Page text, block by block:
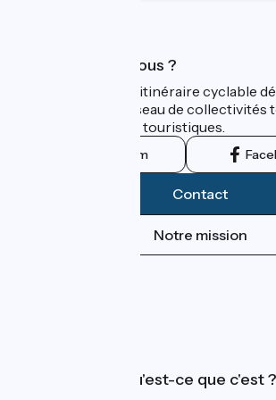
Qui sommes-nous ?
ViaRhôna est un itinéraire cyclable
promu par un réseau de
leurs institutions touristiques.
Instagram
Contact
Notre mission
Accueil Vélo qu'est-ce que c'est ?